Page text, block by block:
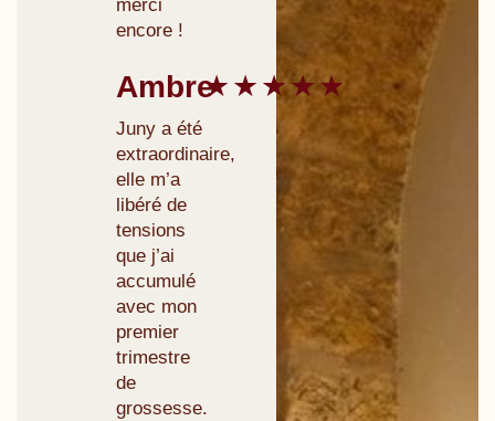
merci
encore !
Ambre★★★★★
Juny a été
extraordinaire,
elle m’a
libéré de
tensions
que j’ai
accumulé
avec mon
premier
trimestre
de
grossesse.